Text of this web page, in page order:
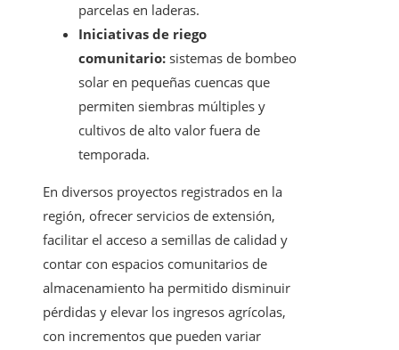
parcelas en laderas.
Iniciativas de riego
comunitario: sistemas de bombeo
solar en pequeñas cuencas que
permiten siembras múltiples y
cultivos de alto valor fuera de
temporada.
En diversos proyectos registrados en la
región, ofrecer servicios de extensión,
facilitar el acceso a semillas de calidad y
contar con espacios comunitarios de
almacenamiento ha permitido disminuir
pérdidas y elevar los ingresos agrícolas,
con incrementos que pueden variar